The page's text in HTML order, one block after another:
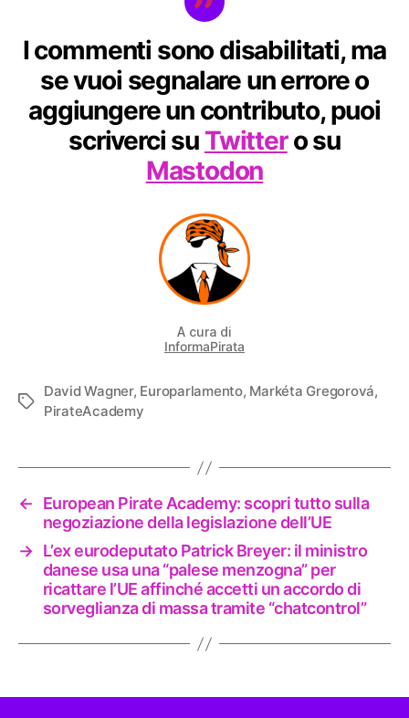
I commenti sono disabilitati, ma
se vuoi segnalare un errore o
aggiungere un contributo, puoi
scriverci su Twittero su
Mastodon
A cura di
InformaPirata
Tag
David Wagner, Europarlamento, Markéta Gregorová,
PirateAcademy
←
European Pirate Academy: scopri tutto sulla
negoziazione della legislazione dell’UE
→ L’ex eurodeputato Patrick Breyer: il ministro
danese usa una “palese menzogna” per
ricattare l’UE affinché accetti un accordo di
sorveglianza di massa tramite “chatcontrol”